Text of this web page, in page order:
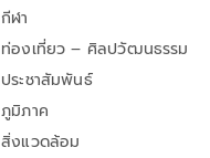
กีฬา
ท่องเที่ยว – ศิลปวัฒนธรรม
ประชาสัมพันธ์
ภูมิภาค
สิ่งแวดล้อม